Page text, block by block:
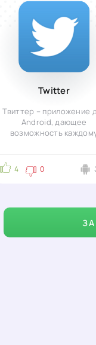
Twitter
Твиттер – приложение
Android, дающее
возможность
4 0